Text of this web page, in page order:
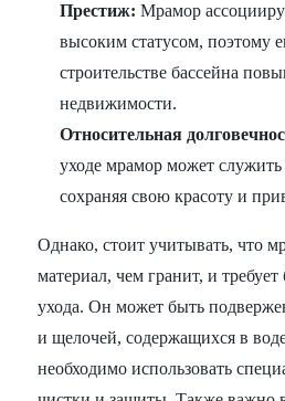
Престиж: Мрамор
высоким статусом, поэтому
строительстве бассейна
недвижимости.
Относительная
уходе мрамор может служить
сохраняя свою красоту и
Однако, стоит учитывать, что
материал, чем гранит, и
ухода. Он может быть
и щелочей, содержащихся в
необходимо использовать